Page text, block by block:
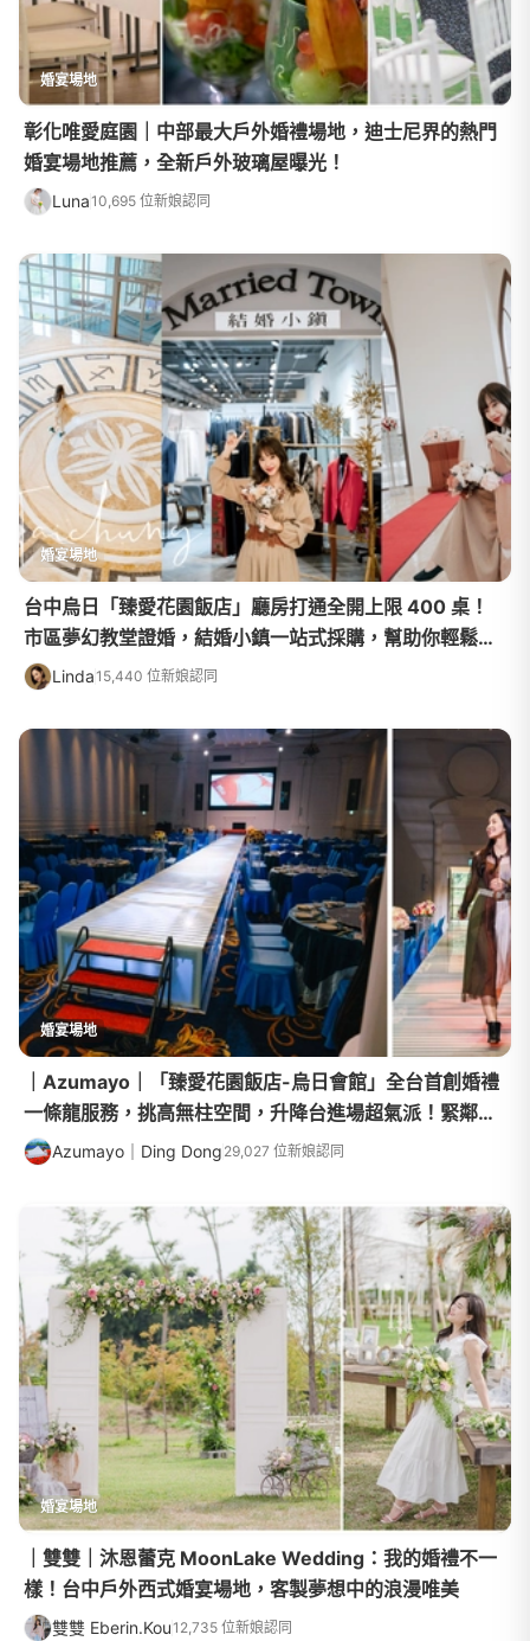
婚宴場地
彰化唯愛庭園｜中部最大戶外婚禮場地，迪士尼界的熱門
婚宴場地推薦，全新戶外玻璃屋曝光！
Luna10,695 位新娘認同
婚宴場地
台中烏日「臻愛花園飯店」廳房打通全開上限 400 桌！
市區夢幻教堂證婚，結婚小鎮一站式採購，幫助你輕鬆完
成婚禮大小事
Linda15,440 位新娘認同
婚宴場地
｜Azumayo｜「臻愛花園飯店-烏日會館」全台首創婚禮
一條龍服務，挑高無柱空間，升降台進場超氣派！緊鄰台
中高鐵站，在市區舉辦教堂婚禮超方便！
Azumayo｜Ding Dong 29,027 位新娘認同
婚宴場地
｜雙雙｜沐恩蕾克 MoonLake Wedding：我的婚禮不一
樣！台中戶外西式婚宴場地，客製夢想中的浪漫唯美
雙雙 Eberin.Kou12,735 位新娘認同